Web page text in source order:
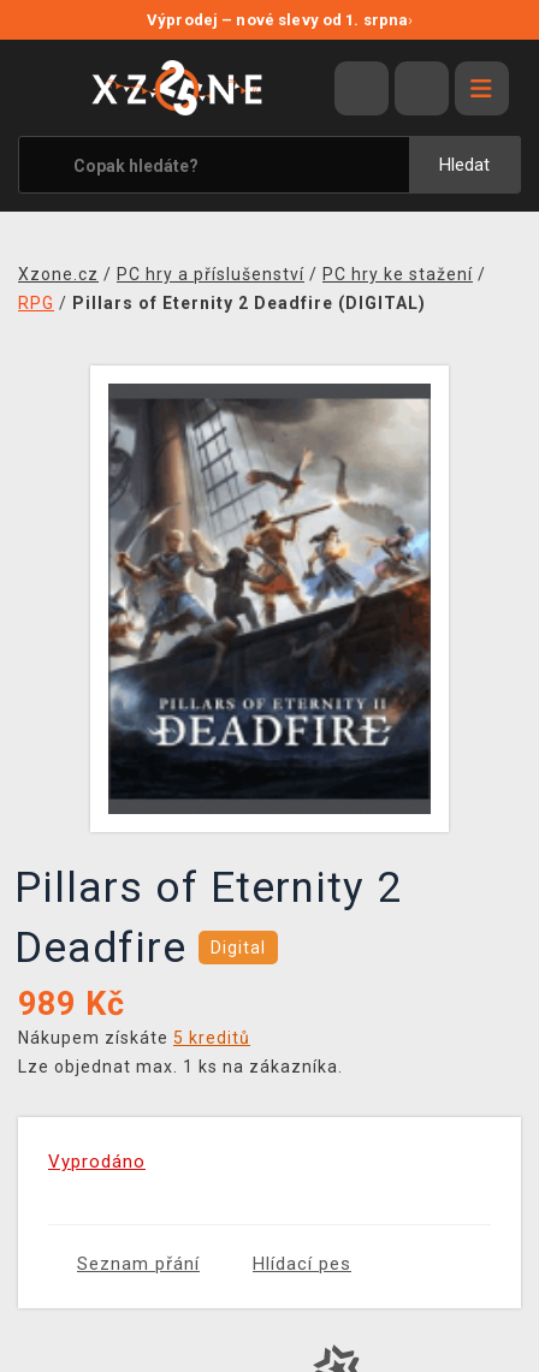
Výprodej – nové slevy od 1. srpna›
Hledat
VÝPRODEJ
VIDEOHRY
XZONE ORIGINALS
TÉMATIKY
MERCHANDISE
KONTAKT
PRODEJNY
DOPRAVA
XZONE KLUB
TCG & BOARDGAME HUB
VÝKUP HER (BAZAR)
Xzone.cz / PC hry a příslušenství / PC hry ke stažení /
RPG / Pillars of Eternity 2 Deadfire (DIGITAL)
Pillars of Eternity 2
Deadfire
Digital
989 Kč
Nákupem získáte 5 kreditů
Lze objednat max. 1 ks na zákazníka.
Vyprodáno
Seznam přání Hlídací pes